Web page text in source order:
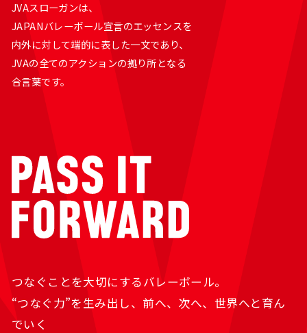
JVAスローガンは、
JAPANバレーボール宣言のエッセンスを
内外に対して端的に表した一文であり、
JVAの全てのアクションの拠り所となる
合言葉です。
つなぐことを大切にするバレーボール。
“つなぐ力”を生み出し、前へ、次へ、世界へと育ん
でいく